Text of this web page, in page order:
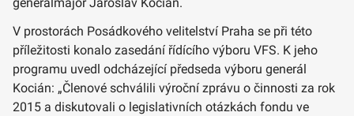
generálmajor Jaroslav Kocián.
V prostorách Posádkového velitelství Praha se při této
příležitosti konalo zasedání řídícího výboru VFS. K jeho
programu uvedl odcházející předseda výboru generál
Kocián: „Členové schválili výroční zprávu o činnosti za rok
2015 a diskutovali o legislativních otázkách fondu ve